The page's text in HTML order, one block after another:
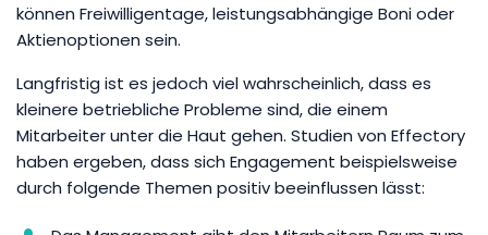
können Freiwilligentage, leistungsabhängige Boni oder
Aktienoptionen sein.
Langfristig ist es jedoch viel wahrscheinlich, dass es
kleinere betriebliche Probleme sind, die einem
Mitarbeiter unter die Haut gehen. Studien von Effectory
haben ergeben, dass sich Engagement beispielsweise
durch folgende Themen positiv beeinflussen lässt: